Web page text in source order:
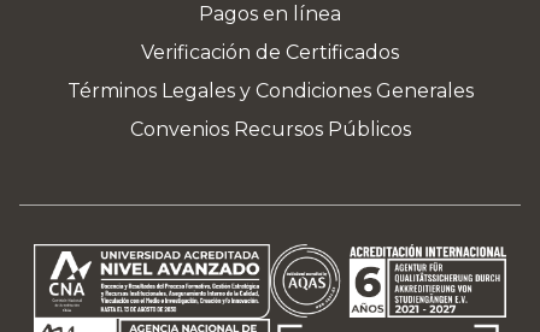
Pagos en línea
Verificación de Certificados
Términos Legales y Condiciones Generales
Convenios Recursos Públicos